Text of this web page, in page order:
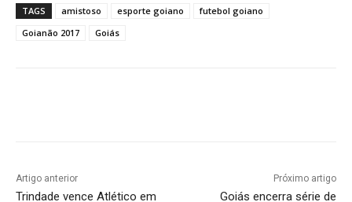
TAGS amistoso esporte goiano
futebol goiano
Goianão 2017
Goiás
Artigo anterior
Trindade vence Atlético em
Próximo artigo
Goiás encerra série de